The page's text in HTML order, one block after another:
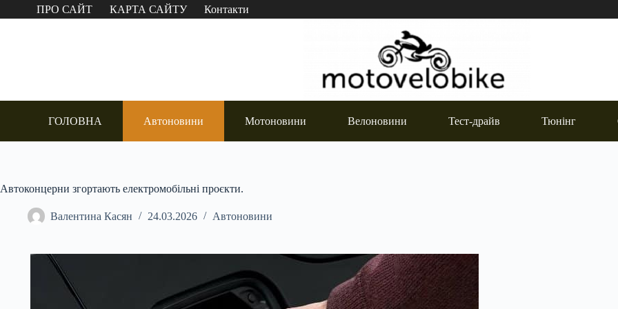
Перейти
до
ПРО САЙТ КАРТА САЙТУ Контакти
ГОЛОВНА Автоновини Мотоновини Велоновини Тест-драйв Тюнінг
Автоконцерни згортають електромобільні проєкти.
Валентина Касян 24.03.2026 Автоновини